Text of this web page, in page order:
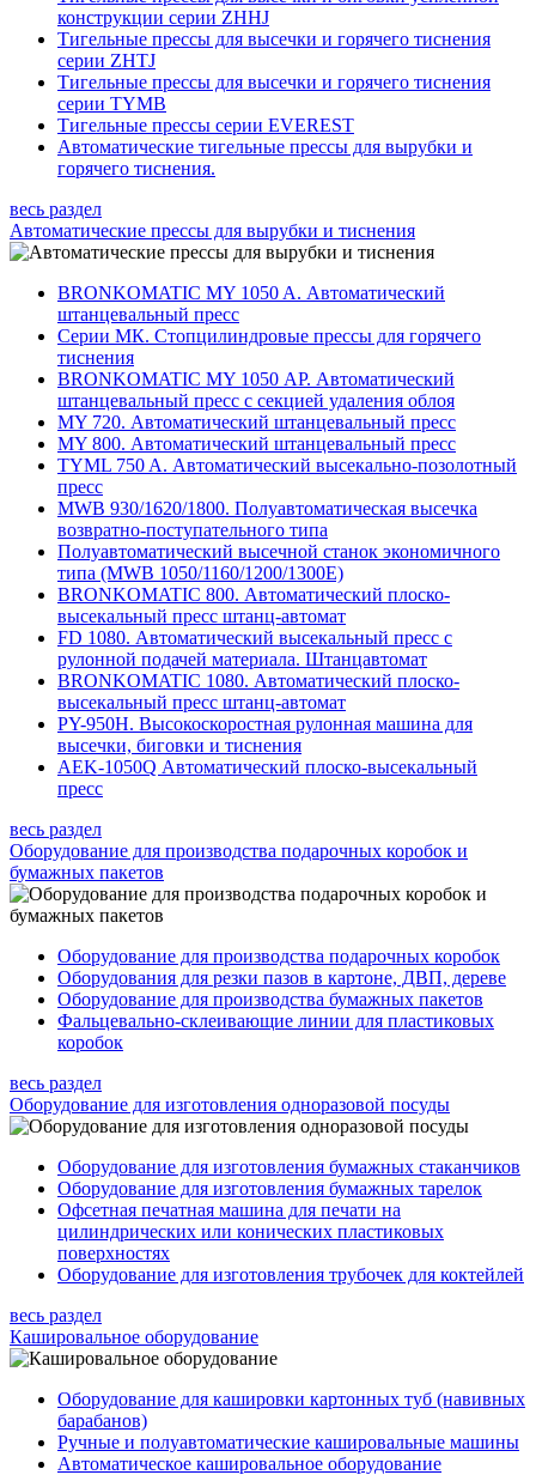
конструкции серии ZHHJ
Тигельные прессы для высечки и горячего тиснения
серии ZHTJ
Тигельные прессы для высечки и горячего тиснения
серии TYMB
Тигельные прессы серии EVEREST
Автоматические тигельные прессы для вырубки и
горячего тиснения.
весь раздел
Автоматические прессы для вырубки и тиснения
BRONKOMATIC MY 1050 A. Автоматический
штанцевальный пресс
Серии МК. Стопцилиндровые прессы для горячего
тиснения
BRONKOMATIC MY 1050 АP. Автоматический
штанцевальный пресс с секцией удаления облоя
MY 720. Автоматический штанцевальный пресс
MY 800. Автоматический штанцевальный пресс
TYML 750 A. Автоматический высекально-позолотный
пресс
MWB 930/1620/1800. Полуавтоматическая высечка
возвратно-поступательного типа
Полуавтоматический высечной станок экономичного
типа (MWB 1050/1160/1200/1300E)
BRONKOMATIC 800. Автоматический плоско-
высекальный пресс штанц-автомат
FD 1080. Автоматический высекальный пресс с
рулонной подачей материала. Штанцавтомат
BRONKOMATIC 1080. Автоматический плоско-
высекальный пресс штанц-автомат
PY-950H. Высокоскоростная рулонная машина для
высечки, биговки и тиснения
AEK-1050Q Автоматический плоско-высекальный
пресс
весь раздел
Оборудование для производства подарочных коробок и
бумажных пакетов
Оборудование для производства подарочных коробок
Оборудования для резки пазов в картоне, ДВП, дереве
Оборудование для производства бумажных пакетов
Фальцевально-склеивающие линии для пластиковых
коробок
весь раздел
Оборудование для изготовления одноразовой посуды
Оборудование для изготовления бумажных стаканчиков
Оборудование для изготовления бумажных тарелок
Офсетная печатная машина для печати на
цилиндрических или конических пластиковых
поверхностях
Оборудование для изготовления трубочек для коктейлей
весь раздел
Кашировальное оборудование
Оборудование для кашировки картонных туб (навивных
барабанов)
Ручные и полуавтоматические кашировальные машины
Автоматическое кашировальное оборудование